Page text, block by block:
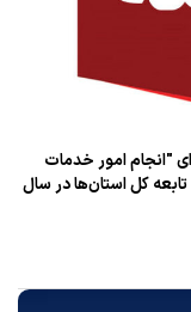
"انجام امور خدمات
تابعه کل استان‌ها در سال